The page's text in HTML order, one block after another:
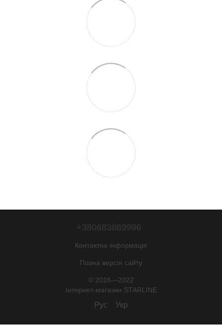
+380683889996
Контактна інформація
Повна версія сайту
© 2016—2022
Iнтернет-магазин STARLINE
Рус Укр